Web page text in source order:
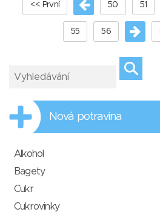
<< První 50 51
55 56
Nová potravina
Alkohol
Bagety
Cukr
Cukrovinky